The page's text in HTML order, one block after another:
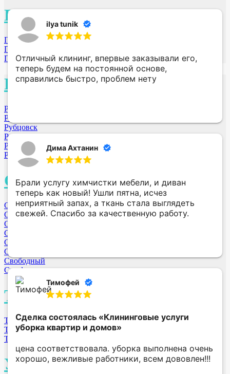
П
Пенза
Подольск МО
Пушкино МО
Р
Раменское МО
Ростов-на-Дону
Рубцовск
Ростов
Рыбинск
Рязань
С
Санкт-Петербург
Самара
Саратов
Смоленск
Сергиев-Посад МО
Серпухов МО
Свободный
Симферополь
Т
Тверь
Тюмень
Томск
У
ilya tunik
Отличный клининг, впервые заказывали его,
теперь будем на постоянной основе,
справились быстро, проблем нету
Дима Ахтанин
Брали услугу химчистки мебели, и диван
теперь как новый! Ушли пятна, исчез
неприятный запах, а ткань стала выглядеть
свежей. Спасибо за качественную работу.
Тимофей
Сделка состоялась «Клининговые услуги
уборка квартир и домов»
цена соответствовала. уборка выполнена очень
хорошо, вежливые работники, всем дововлен!!!